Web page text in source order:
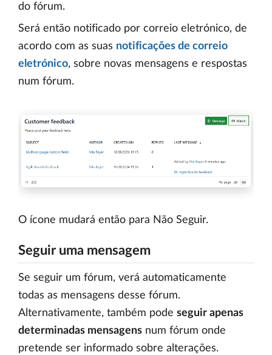
do fórum.
Será então notificado por correio eletrónico, de
acordo com as suas notificações de correio
eletrónico, sobre novas mensagens e respostas
num fórum.
O ícone mudará então para Não Seguir.
Seguir uma mensagem
Se seguir um fórum, verá automaticamente
todas as mensagens desse fórum.
Alternativamente, também pode seguir apenas
determinadas mensagens num fórum onde
pretende ser informado sobre alterações.